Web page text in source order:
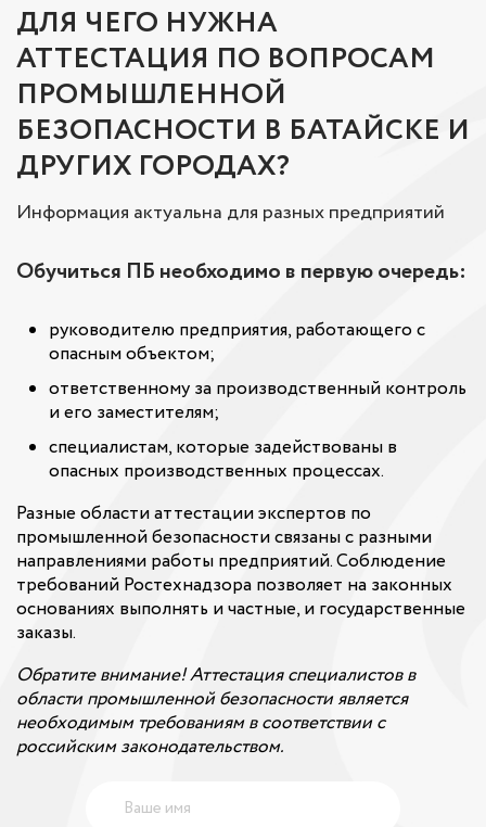
ДЛЯ ЧЕГО НУЖНА
АТТЕСТАЦИЯ ПО ВОПРОСАМ
ПРОМЫШЛЕННОЙ
БЕЗОПАСНОСТИ В БАТАЙСКЕ И
ДРУГИХ ГОРОДАХ?
Информация актуальна для разных предприятий
Обучиться ПБ необходимо в первую очередь:
руководителю предприятия, работающего с
опасным объектом;
ответственному за производственный контроль
и его заместителям;
специалистам, которые задействованы в
опасных производственных процессах.
Разные области аттестации экспертов по
промышленной безопасности связаны с разными
направлениями работы предприятий. Соблюдение
требований Ростехнадзора позволяет на законных
основаниях выполнять и частные, и государственные
заказы.
Обратите внимание! Аттестация специалистов в
области промышленной безопасности является
необходимым требованиям в соответствии с
российским законодательством.